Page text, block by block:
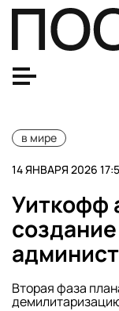
в мире
14 ЯНВАРЯ 2026
Уиткофф
Вторая фаза
Член ОП РФ Рогов